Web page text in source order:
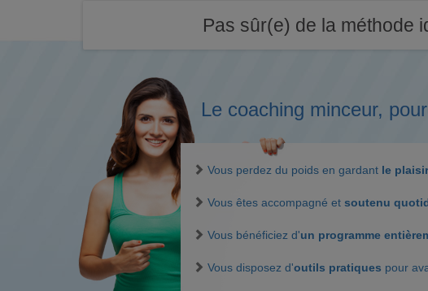
Pas sûr(e) de la méthode
Le coaching minceur,
Vous perdez du poids en gardant le
Vous êtes accompagné et soutenu
Vous bénéficiez d'un programme
Vous disposez d'outils pratiques pour